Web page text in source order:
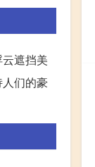
遮挡美
们的豪